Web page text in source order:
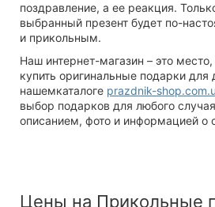
поздравление, а ее реакция.
выбранный презент будет по-
и прикольным.
Наш интернет-магазин – это
купить оригинальные подарки для
нашемкаталоге prazdnik-
выбор подарков для любого
описанием, фото и информацией о
Цены на Прикольные